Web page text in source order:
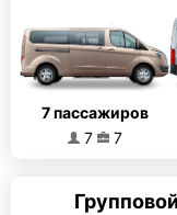
7 пассажиров
7
7